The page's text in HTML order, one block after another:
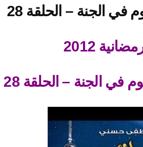
2012
في الجنة – الحلقة 28